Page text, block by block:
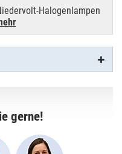
Halogenlampen
gerne!